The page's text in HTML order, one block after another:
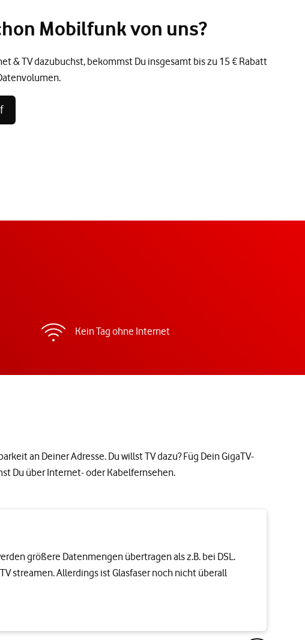
Mobilfunk von uns?
& TV dazubuchst, bekommst Du insgesamt bis zu 15 € Rabatt
Kein Tag ohne Internet
an Deiner Adresse. Du willst TV dazu? Füg Dein GigaTV-
Du über Internet- oder Kabelfernsehen.
größere Datenmengen übertragen als z.B. bei DSL.
streamen. Allerdings ist Glasfaser noch nicht überall